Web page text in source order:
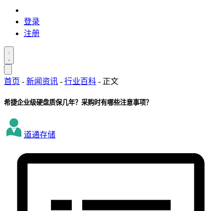
登录
注册
首页 - 新闻资讯 - 行业百科 - 正文
希捷企业级硬盘质保几年？采购时有哪些注意事项？
道通存储